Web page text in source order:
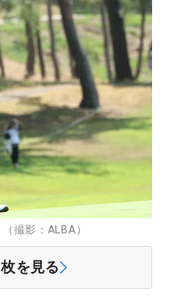
撮影：ALBA）
枚を見る